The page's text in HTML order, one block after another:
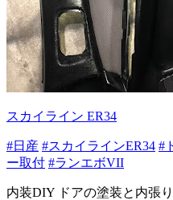
スカイライン ER34
#日産 #スカイラインER34 #
ー取付 #ランエボVII
内装DIY ドアの塗装と内張